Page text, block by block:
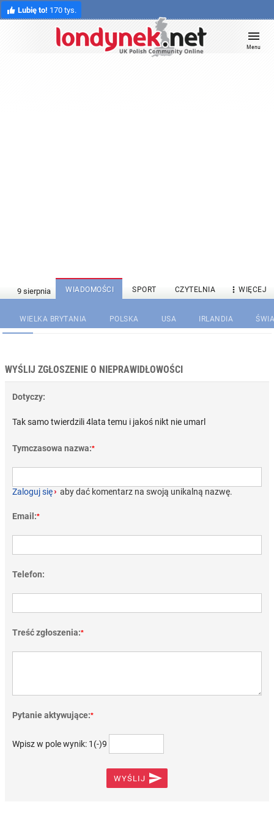
Lubię to! 170 tys.
Menu
WIADOMOŚCI SPORT CZYTELNIA  WIĘCEJ
WIELKA BRYTANIA POLSKA USA IRLANDIA
WYŚLIJ ZGŁOSZENIE O NIEPRAWIDŁOWOŚCI
Dotyczy:
Tak samo twierdzili 4lata temu i jakoś nikt nie umarl
Tymczasowa nazwa:*
Zaloguj się› aby dać komentarz na swoją unikalną nazwę.
Email:*
Telefon:
Treść zgłoszenia:*
Pytanie aktywujące:*
Wpisz w pole wynik: 1(-)9
WYŚLIJ 